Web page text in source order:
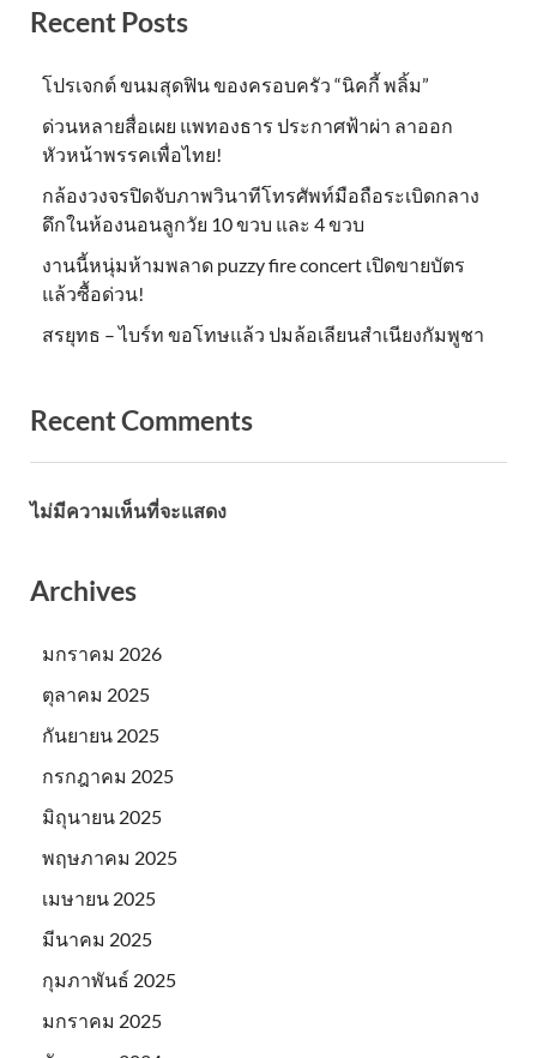
Recent Posts
โปรเจกต์ ขนมสุดฟิน ของครอบครัว “นิคกี้ พลิ้ม”
ด่วนหลายสื่อเผย แพทองธาร ประกาศฟ้าผ่า ลาออก
หัวหน้าพรรคเพื่อไทย!
กล้องวงจรปิดจับภาพวินาทีโทรศัพท์มือถือระเบิดกลาง
ดึกในห้องนอนลูกวัย 10 ขวบ และ 4 ขวบ
งานนี้หนุ่มห้ามพลาด puzzy fire concert เปิดขายบัตร
แล้วซื้อด่วน!
สรยุทธ – ไบร์ท ขอโทษแล้ว ปมล้อเลียนสำเนียงกัมพูชา
Recent Comments
ไม่มีความเห็นที่จะแสดง
Archives
มกราคม 2026
ตุลาคม 2025
กันยายน 2025
กรกฎาคม 2025
มิถุนายน 2025
พฤษภาคม 2025
เมษายน 2025
มีนาคม 2025
กุมภาพันธ์ 2025
มกราคม 2025